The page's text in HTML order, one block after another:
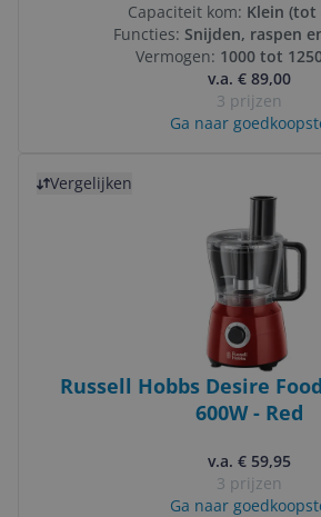
Capaciteit kom: Klein (tot
Functies: Snijden, raspen
Vermogen: 1000 tot
v.a. € 89,00
3 prijzen
Ga naar
Vergelijken
Russell Hobbs Desire
600W - Red
v.a. € 59,95
3 prijzen
Ga naar